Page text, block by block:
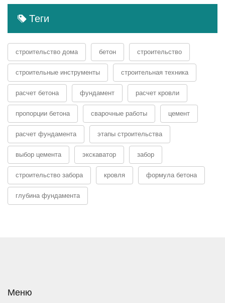
Теги
строительство дома бетон строительство
строительные инструменты строительная техника
расчет бетона фундамент расчет кровли
пропорции бетона сварочные работы цемент
расчет фундамента этапы строительства
выбор цемента экскаватор забор
строительство забора кровля формула бетона
глубина фундамента
Меню